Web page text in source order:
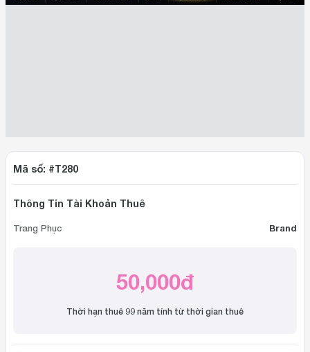
Mã số: #T280
Thông Tin Tài Khoản Thuê
Trang Phục Brand
50,000đ
Thời hạn thuê 99 năm tính từ thời gian thuê